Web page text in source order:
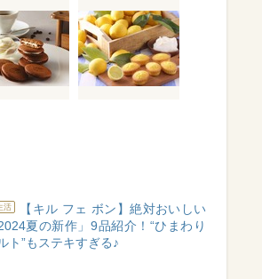
活
【キル フェ ボン】絶対おいしい
2024夏の新作」9品紹介！“ひまわり
ト”もステキすぎる♪